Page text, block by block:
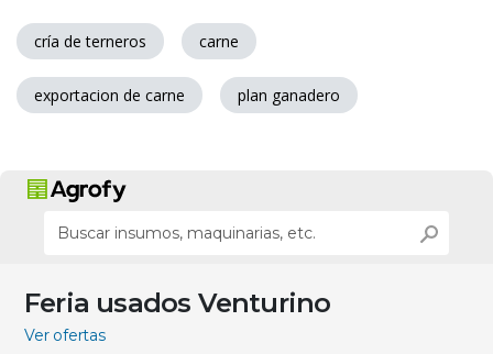
cría de terneros carne
exportacion de carne plan ganadero
Feria usados Venturino
Ver ofertas